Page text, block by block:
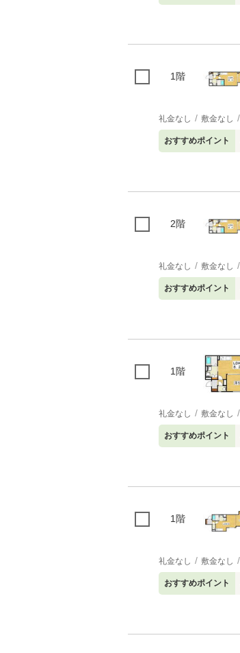
1階
礼金なし 敷金なし
おすすめポイント
2階
礼金なし 敷金なし
おすすめポイント
1階
礼金なし 敷金なし
おすすめポイント
1階
礼金なし 敷金なし
おすすめポイント